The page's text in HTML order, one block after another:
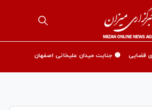
قضایی 🟡 جنایت میدان علیخانی اصفهان